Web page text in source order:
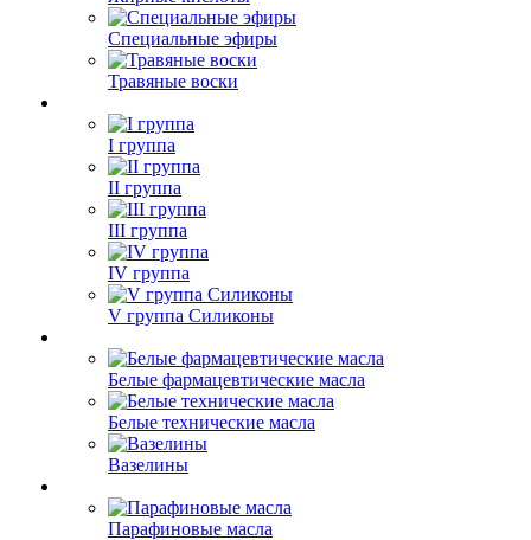
Специальные эфиры
Травяные воски
I группа
II группа
III группа
IV группа
V группа Силиконы
Белые фармацевтические масла
Белые технические масла
Вазелины
Парафиновые масла